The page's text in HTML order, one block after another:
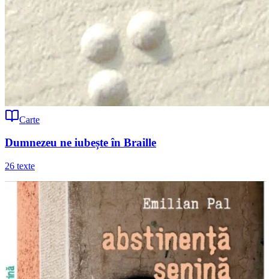
Carte
Dumnezeu ne iubește în Braille
26 texte